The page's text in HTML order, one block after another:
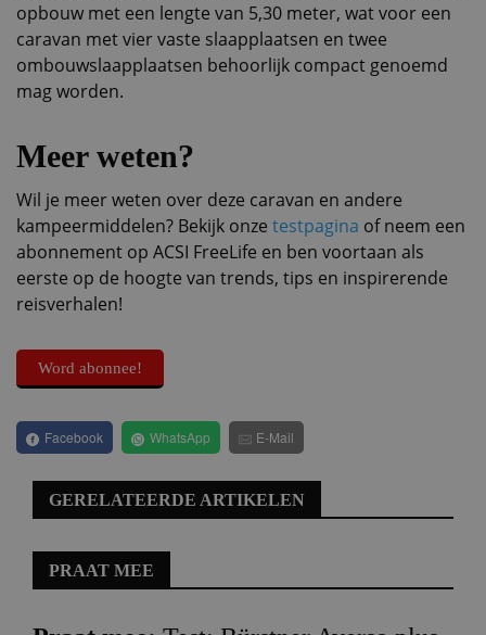
opbouw met een lengte van 5,30 meter, wat voor een
caravan met vier vaste slaapplaatsen en twee
ombouwslaapplaatsen behoorlijk compact genoemd
mag worden.
Meer weten?
Wil je meer weten over deze caravan en andere
kampeermiddelen? Bekijk onze testpagina of neem een
abonnement op ACSI FreeLife en ben voortaan als
eerste op de hoogte van trends, tips en inspirerende
reisverhalen!
Word abonnee!
Facebook WhatsApp E-Mail
GERELATEERDE ARTIKELEN
PRAAT MEE